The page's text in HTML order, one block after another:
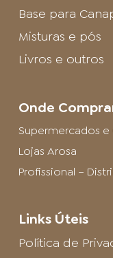
Base para
Misturas e pós
Livros e outros
Onde
Supermercados e
Lojas Arosa
Profissional –
Links Úteis
Política de